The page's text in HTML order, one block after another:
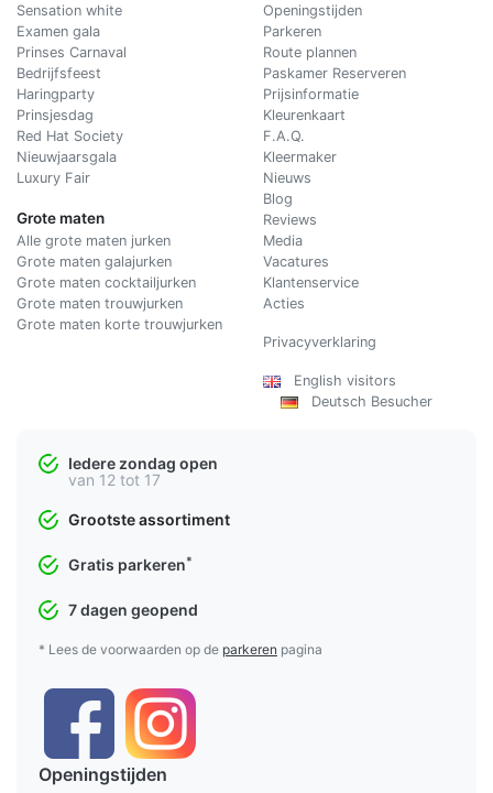
Sensation white
Examen gala
Prinses Carnaval
Bedrijfsfeest
Haringparty
Prinsjesdag
Red Hat Society
Nieuwjaarsgala
Luxury Fair
Grote maten
Alle grote maten jurken
Grote maten galajurken
Grote maten cocktailjurken
Grote maten trouwjurken
Grote maten korte trouwjurken
Openingstijden
Parkeren
Route plannen
Paskamer Reserveren
Prijsinformatie
Kleurenkaart
F.A.Q.
Kleermaker
Nieuws
Blog
Reviews
Media
Vacatures
Klantenservice
Acties
Privacyverklaring
English visitors
Deutsch Besucher
Iedere zondag open
van 12 tot 17
Grootste assortiment
Gratis parkeren*
7 dagen geopend
* Lees de voorwaarden op de parkeren pagina
Openingstijden